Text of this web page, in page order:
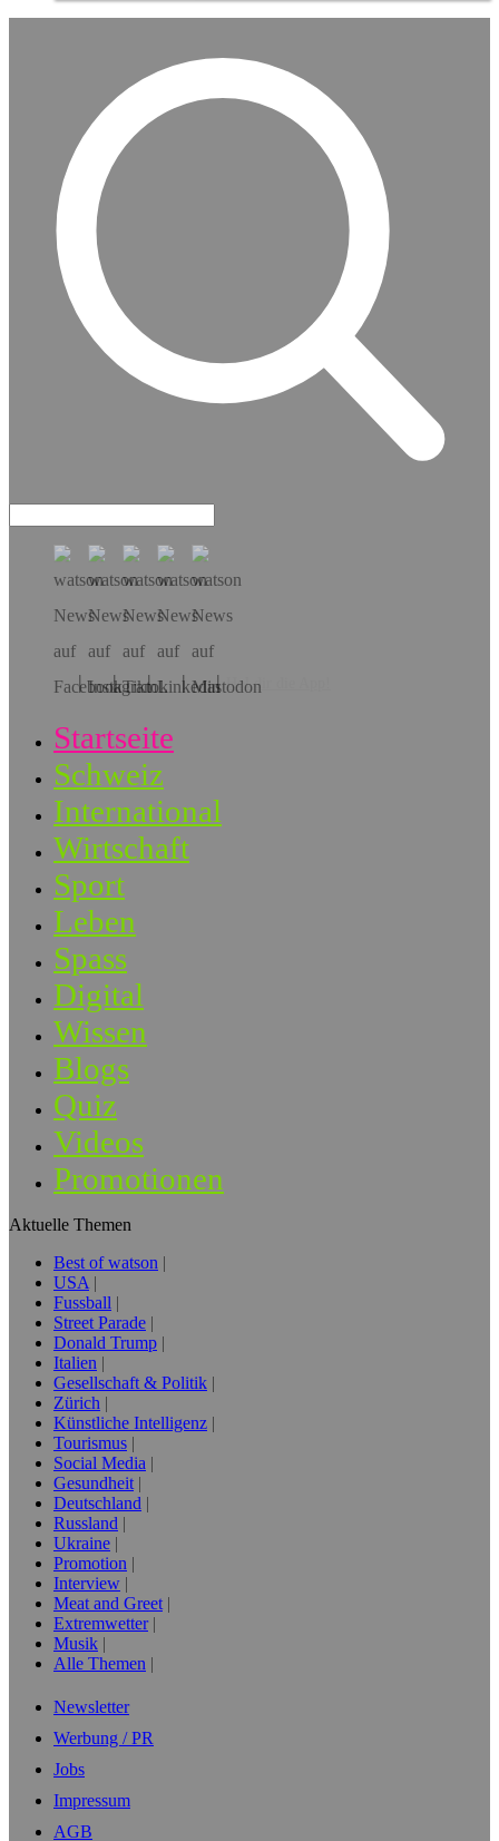
Hol dir die App!
Startseite
Schweiz
International
Wirtschaft
Sport
Leben
Spass
Digital
Wissen
Blogs
Quiz
Videos
Promotionen
Aktuelle Themen
Best of watson
USA
Fussball
Street Parade
Donald Trump
Italien
Gesellschaft & Politik
Zürich
Künstliche Intelligenz
Tourismus
Social Media
Gesundheit
Deutschland
Russland
Ukraine
Promotion
Interview
Meat and Greet
Extremwetter
Musik
Alle Themen
Newsletter
Werbung / PR
Jobs
Impressum
AGB